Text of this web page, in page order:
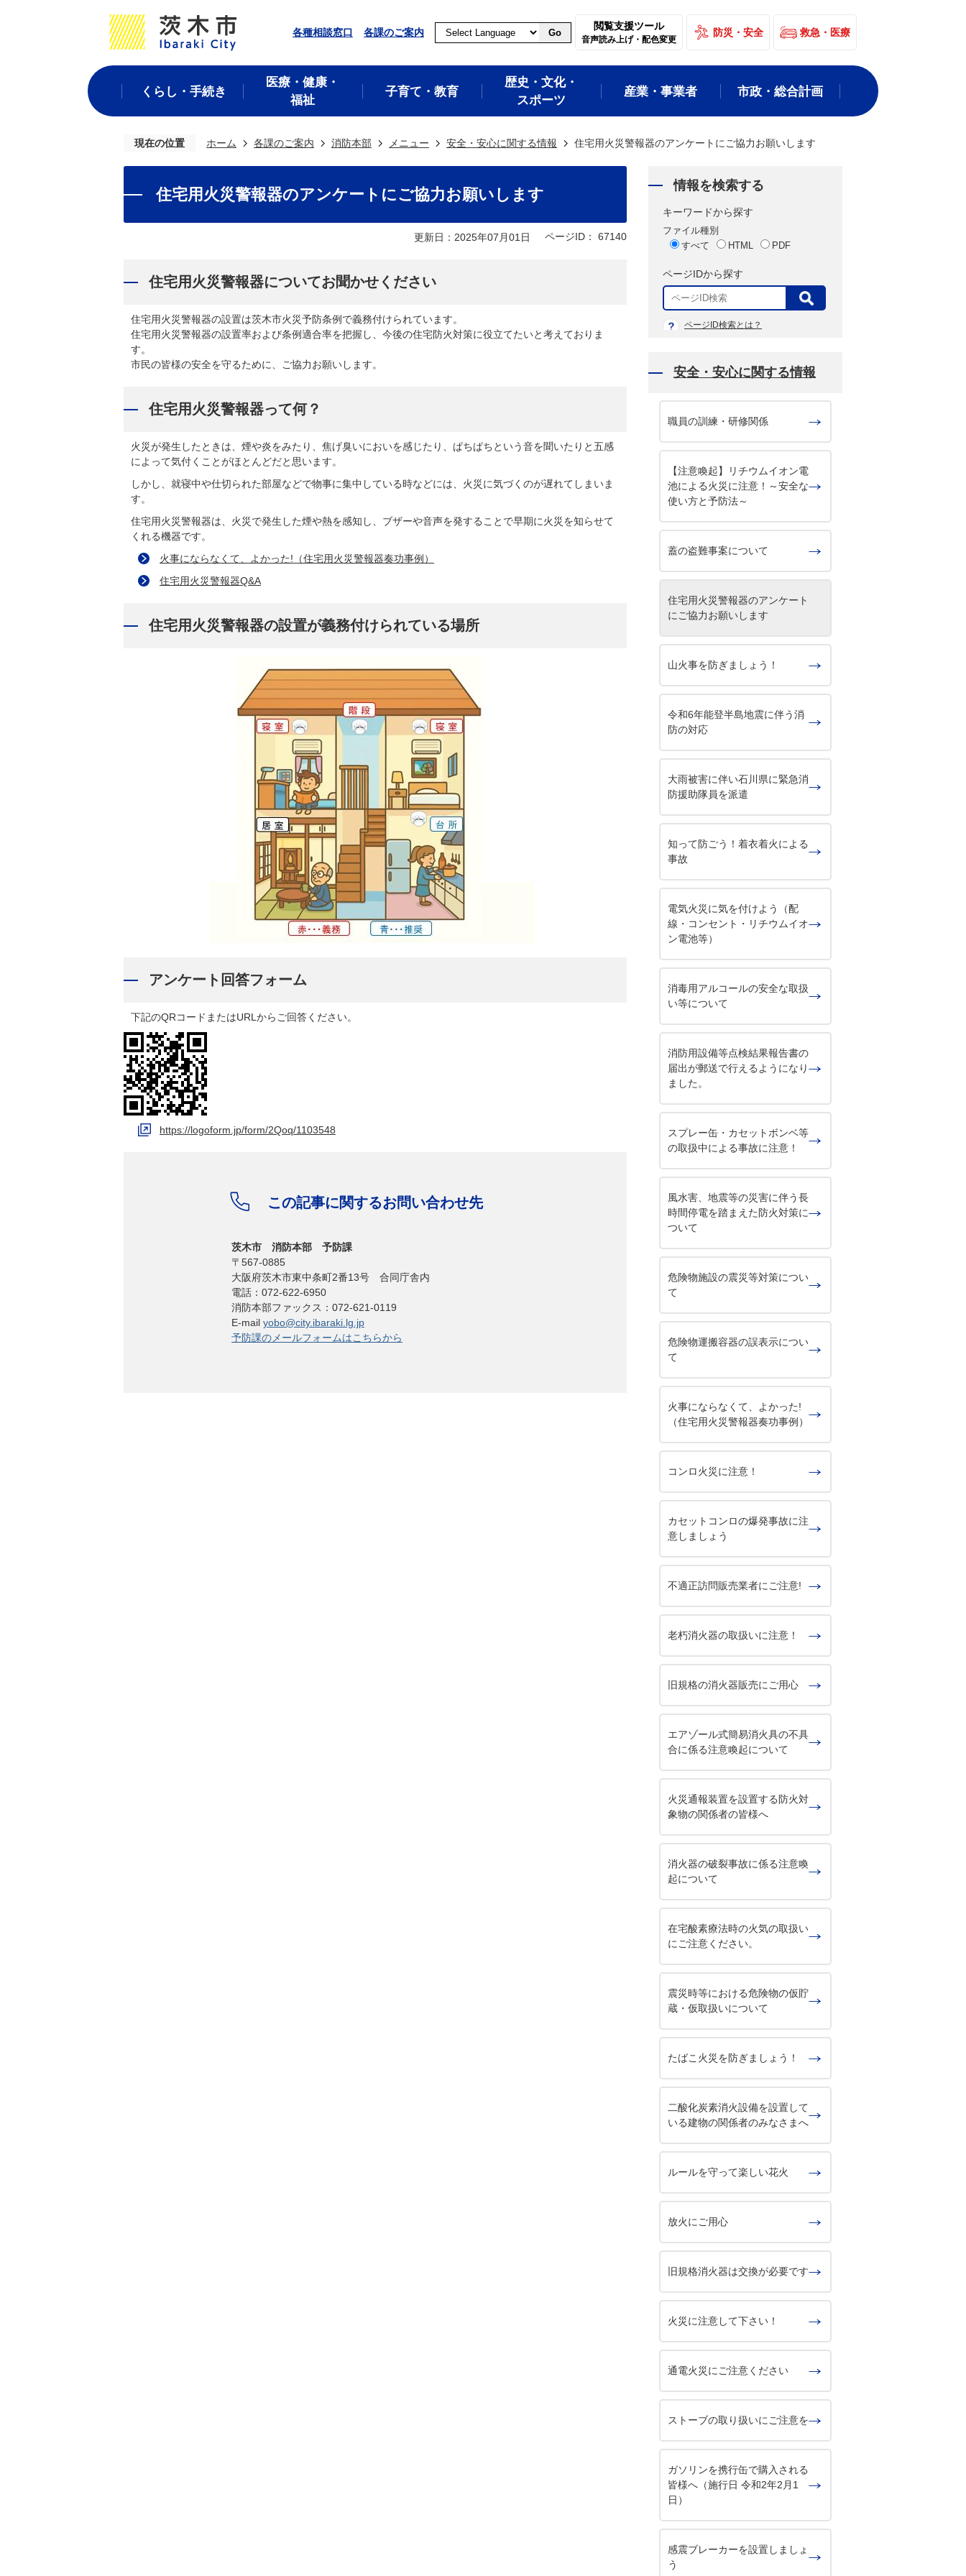
各種相談窓口 各課のご案内 Go
閲覧支援ツール
音声読み上げ・配色変更
防災・安全 救急・医療
くらし・手続き
医療・健康・
福祉
子育て・教育
歴史・文化・
スポーツ
産業・事業者 市政・総合計画
現在の位置 ホーム 各課のご案内 消防本部 メニュー 安全・安心に関する情報 住宅用火災警報器のアンケートにご協力お願いします
住宅用火災警報器のアンケートにご協力お願いします
更新日：2025年07月01日 ページID： 67140
住宅用火災警報器についてお聞かせください
住宅用火災警報器の設置は茨木市火災予防条例で義務付けられています。
住宅用火災警報器の設置率および条例適合率を把握し、今後の住宅防火対策に役立てたいと考えておりま
す。
市民の皆様の安全を守るために、ご協力お願いします。
住宅用火災警報器って何？
火災が発生したときは、煙や炎をみたり、焦げ臭いにおいを感じたり、ぱちぱちという音を聞いたりと五感
によって気付くことがほとんどだと思います。
しかし、就寝中や仕切られた部屋などで物事に集中している時などには、火災に気づくのが遅れてしまいま
す。
住宅用火災警報器は、火災で発生した煙や熱を感知し、ブザーや音声を発することで早期に火災を知らせて
くれる機器です。
火事にならなくて、よかった!（住宅用火災警報器奏功事例）
住宅用火災警報器Q&A
住宅用火災警報器の設置が義務付けられている場所
アンケート回答フォーム
下記のQRコードまたはURLからご回答ください。
https://logoform.jp/form/2Qoq/1103548
この記事に関するお問い合わせ先
茨木市 消防本部 予防課
〒567-0885
大阪府茨木市東中条町2番13号 合同庁舎内
電話：072-622-6950
消防本部ファックス：072-621-0119
E-mail yobo@city.ibaraki.lg.jp
予防課のメールフォームはこちらから
情報を検索する
キーワードから探す
ファイル種別
すべて
HTML PDF
ページIDから探す
表
ページID検索とは？
安全・安心に関する情報
職員の訓練・研修関係
【注意喚起】リチウムイオン電
池による火災に注意！～安全な
使い方と予防法～
蓋の盗難事案について
住宅用火災警報器のアンケート
にご協力お願いします
山火事を防ぎましょう！
令和6年能登半島地震に伴う消
防の対応
大雨被害に伴い石川県に緊急消
防援助隊員を派遣
知って防ごう！着衣着火による
事故
電気火災に気を付けよう（配
線・コンセント・リチウムイオ
ン電池等）
消毒用アルコールの安全な取扱
い等について
消防用設備等点検結果報告書の
届出が郵送で行えるようになり
ました。
スプレー缶・カセットボンベ等
の取扱中による事故に注意！
風水害、地震等の災害に伴う長
時間停電を踏まえた防火対策に
ついて
危険物施設の震災等対策につい
て
危険物運搬容器の誤表示につい
て
火事にならなくて、よかった!
（住宅用火災警報器奏功事例）
コンロ火災に注意！
カセットコンロの爆発事故に注
意しましょう
不適正訪問販売業者にご注意!
老朽消火器の取扱いに注意！
旧規格の消火器販売にご用心
エアゾール式簡易消火具の不具
合に係る注意喚起について
火災通報装置を設置する防火対
象物の関係者の皆様へ
消火器の破裂事故に係る注意喚
起について
在宅酸素療法時の火気の取扱い
にご注意ください。
震災時等における危険物の仮貯
蔵・仮取扱いについて
たばこ火災を防ぎましょう！
二酸化炭素消火設備を設置して
いる建物の関係者のみなさまへ
ルールを守って楽しい花火
放火にご用心
旧規格消火器は交換が必要です
火災に注意して下さい！
通電火災にご注意ください
ストーブの取り扱いにご注意を
ガソリンを携行缶で購入される
皆様へ（施行日 令和2年2月1
日）
感震ブレーカーを設置しましょ
う